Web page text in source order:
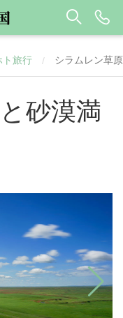
ト旅行 / シラムレン草
砂漠満